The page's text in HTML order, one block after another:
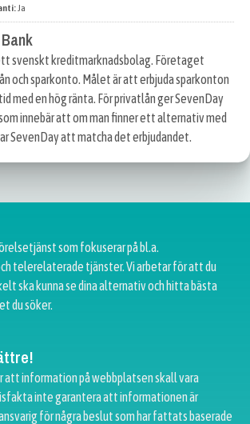
Ja
svenskt kreditmarknadsbolag. Företaget
och sparkonto. Målet är att erbjuda sparkonton
med en hög ränta. För privatlån ger SevenDay
innebär att om man finner ett alternativ med
SevenDay att matcha det erbjudandet.
som fokuserar på bl.a.
telerelaterade tjänster. Vi arbetar för att du
ska kunna se dina alternativ och hitta bästa
du söker.
att information på webbplatsen skall vara
inte garantera att informationen är
för några beslut som har fattats baserade